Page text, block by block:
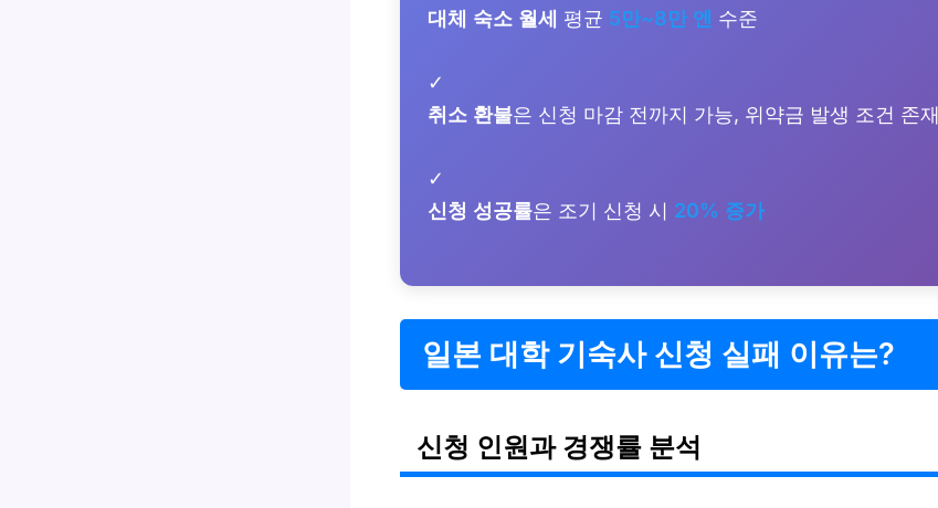
대체 숙소 월세 평균 5만~8만 엔 수준
✓
취소 환불은 신청 마감 전까지 가능, 위약금 발생 조건 존재
✓
신청 성공률은 조기 신청 시 20% 증가
일본 대학 기숙사 신청 실패 이유는?
신청 인원과 경쟁률 분석